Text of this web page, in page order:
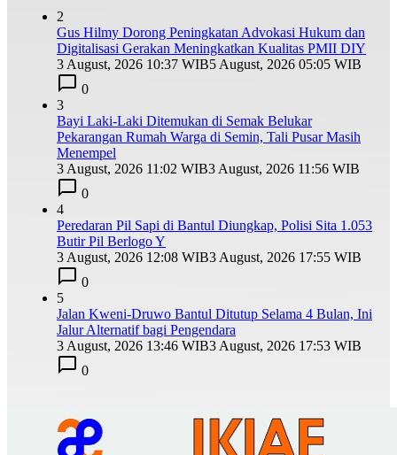
2
Gus Hilmy Dorong Peningkatan Advokasi Hukum dan
Digitalisasi Gerakan Meningkatkan Kualitas PMII DIY
3 August, 2026 10:37 WIB5 August, 2026 05:05 WIB
0
3
Bayi Laki-Laki Ditemukan di Semak Belukar
Pekarangan Rumah Warga di Semin, Tali Pusar Masih
Menempel
3 August, 2026 11:02 WIB3 August, 2026 11:56 WIB
0
4
Peredaran Pil Sapi di Bantul Diungkap, Polisi Sita 1.053
Butir Pil Berlogo Y
3 August, 2026 12:08 WIB3 August, 2026 17:55 WIB
0
5
Jalan Kweni-Druwo Bantul Ditutup Selama 4 Bulan, Ini
Jalur Alternatif bagi Pengendara
3 August, 2026 13:46 WIB3 August, 2026 17:53 WIB
0